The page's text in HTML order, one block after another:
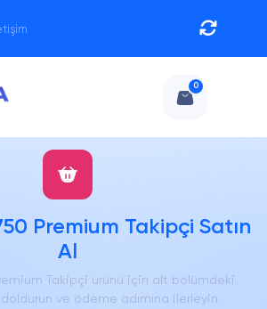
0
Premium Takipçi Satın
Al
Takipçi ürünü için alt bölümdeki
ve ödeme adımına ilerleyin.